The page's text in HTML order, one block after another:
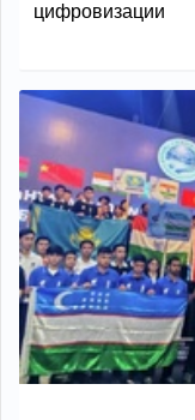
цифровизации